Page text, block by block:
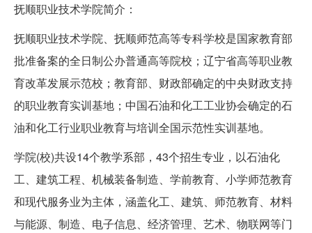
抚顺职业技术学院简介：
抚顺职业技术学院、抚顺师范高等专科学校是国家教育部
批准备案的全日制公办普通高等院校；辽宁省高等职业教
育改革发展示范校；教育部、财政部确定的中央财政支持
的职业教育实训基地；中国石油和化工工业协会确定的石
油和化工行业职业教育与培训全国示范性实训基地。
学院(校)共设14个教学系部，43个招生专业，以石油化
工、建筑工程、机械装备制造、学前教育、小学师范教育
和现代服务业为主体，涵盖化工、建筑、师范教育、材料
与能源、制造、电子信息、经济管理、艺术、物联网等门